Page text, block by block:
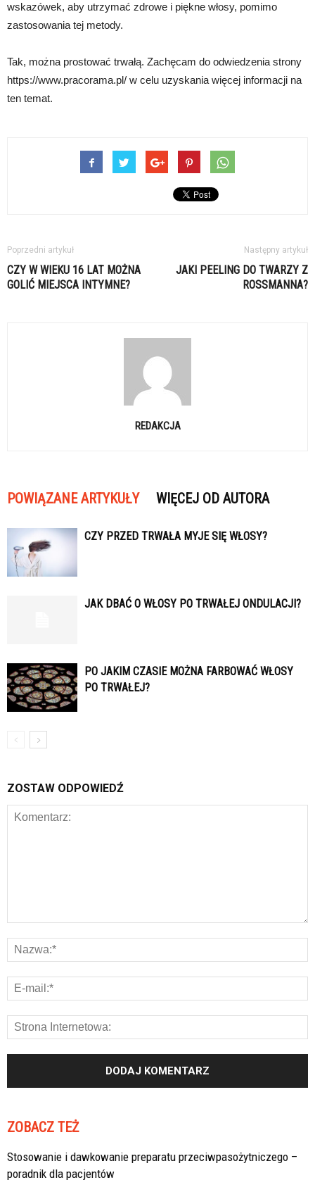
wskazówek, aby utrzymać zdrowe i piękne włosy, pomimo
zastosowania tej metody.
Tak, można prostować trwałą. Zachęcam do odwiedzenia strony
https://www.pracorama.pl/ w celu uzyskania więcej informacji na
ten temat.
Poprzedni artykuł
CZY W WIEKU 16 LAT MOŻNA
GOLIĆ MIEJSCA INTYMNE?
Następny artykuł
JAKI PEELING DO TWARZY Z
ROSSMANNA?
REDAKCJA
POWIĄZANE ARTYKUŁY WIĘCEJ OD AUTORA
CZY PRZED TRWAŁA MYJE SIĘ WŁOSY?
JAK DBAĆ O WŁOSY PO TRWAŁEJ ONDULACJI?
PO JAKIM CZASIE MOŻNA FARBOWAĆ WŁOSY
PO TRWAŁEJ?
ZOSTAW ODPOWIEDŹ
ZOBACZ TEŻ
Stosowanie i dawkowanie preparatu przeciwpasożytniczego –
poradnik dla pacjentów